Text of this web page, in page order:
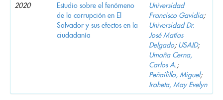
2020
Estudio sobre el fenómeno
de la corrupción en El
Salvador y sus efectos en la
ciudadanía
Universidad
Francisco Gavidia;
Universidad Dr.
José Matías
Delgado; USAID;
Umaña Cerna,
Carlos A.;
Peñailillo, Miguel;
Iraheta, May Evelyn